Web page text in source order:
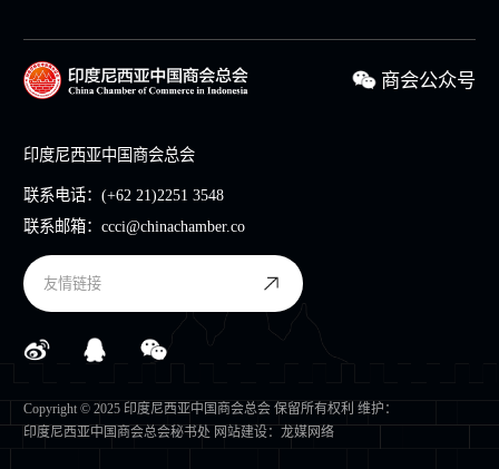
商会公众号
印度尼西亚中国商会总会
联系电话： (+62 21)2251 3548
联系邮箱： ccci@chinachamber.co
友情链接
Copyright © 2025 印度尼西亚中国商会总会 保留所有权利 维护：
印度尼西亚中国商会总会秘书处 网站建设： 龙媒网络